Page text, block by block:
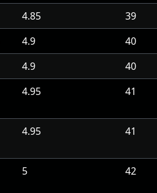
4.85 39
4.9 40
4.9 40
4.95 41
4.95 41
5 42